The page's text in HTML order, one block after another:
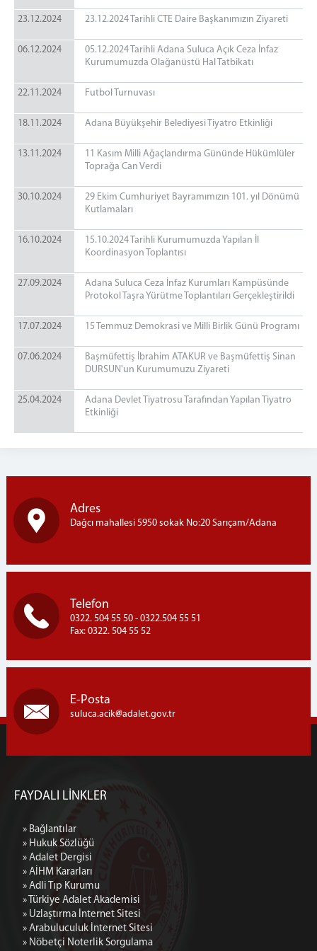
İletişim
23.12.2024 23.12.2024 Tarihli CTE Daire Başkanımızın Ziyareti
06.12.2024
05.12.2024 Tarihli Adana Suluca Açık Ceza İnfaz
Kurumumuzda Olağanüstü Hal Tatbikatı
22.11.2024 Futbol Turnuvası
18.11.2024 Adana Büyükşehir Belediyesi Tiyatro Etkinliği
13.11.2024
11 Kasım Milli Ağaçlandırma Gününde Hükümlüler
Toprağa Can Verdi
30.10.2024
29 Ekim Cumhuriyet Bayramımızın 101. yıl Dönümü
Kutlamaları
16.10.2024
15.10.2024 Tarihli Kurumumuzda Yapılan İl
Koordinasyon Toplantısı
27.09.2024
Adana Suluca Ceza İnfaz Kurumları Kampüsünde
Protokol Taşra Yürütme Toplantıları Gerçekleştirildi
17.07.2024 15 Temmuz Demokrasi ve Milli Birlik Günü Programı
07.06.2024
Başmüfettiş İbrahim ATAKUR ve Başmüfettiş Sinan
DURSUN'un Kurumumuzu Ziyareti
25.04.2024
Adana Devlet Tiyatrosu Tarafından Yapılan Tiyatro
Etkinliği
Adres
Dağcı mahallesi 5950 sokak No:20 Sarıçam/Adana
Telefon
0322. 504 55 50 - 0322.504 55 51
Fax: 0322. 504 55 52
E-Posta
suluca.acik adalet.gov.tr
FAYDALI LİNKLER
» Bağlantılar
» Hukuk Sözlüğü
» Adalet Dergisi
» AİHM Kararları
» Adli Tıp Kurumu
» Türkiye Adalet Akademisi
» Uzlaştırma İnternet Sitesi
» Arabuluculuk İnternet Sitesi
» Nöbetçi Noterlik Sorgulama